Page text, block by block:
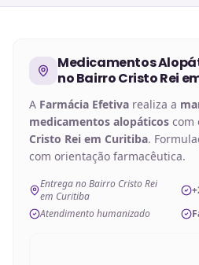
Medicamentos
noBairro Cristo Rei
A Farmácia Efetiva realiza a
medicamentos alopáticos com
Cristo Rei em Curitiba.
com orientação farmacêutica.
Entrega no Bairro Cristo Rei
em Curitiba
Atendimento humanizado